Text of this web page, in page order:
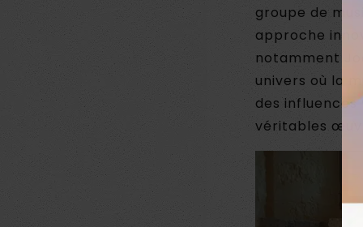
groupe de
approche
notamment
univers où la
des
véritables